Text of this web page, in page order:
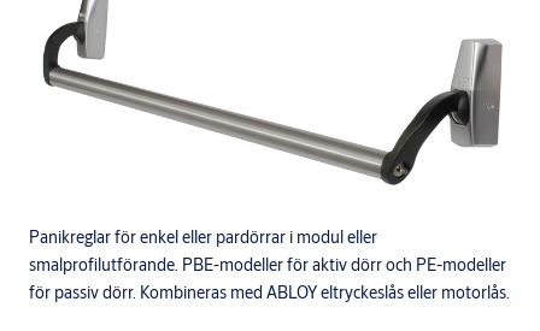
Panikreglar för enkel eller pardörrar i modul eller
smalprofilutförande. PBE-modeller för aktiv dörr och PE-modeller
för passiv dörr. Kombineras med ABLOY eltryckeslås eller motorlås.